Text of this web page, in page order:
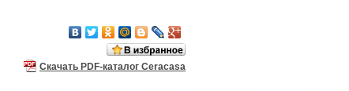
Скачать PDF-каталог Ceracasa